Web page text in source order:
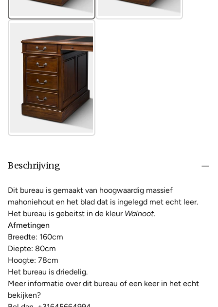
Beschrijving
Dit bureau is gemaakt van hoogwaardig massief
mahoniehout en het blad dat is ingelegd met echt leer.
Het bureau is gebeitst in de kleur Walnoot.
Afmetingen
Breedte: 160cm
Diepte: 80cm
Hoogte: 78cm
Het bureau is driedelig.
Meer informatie over dit bureau of een keer in het echt
bekijken?